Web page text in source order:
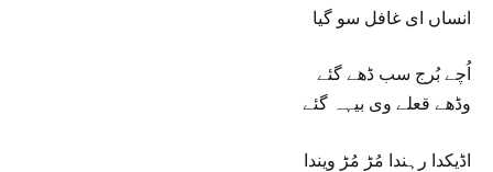
انساں ای غافل سو گیا
اُچے بُرج سب ڈھے گئے
وڈھے قعلے وی بیہہ گئے
اڈیکدا رہندا مُڑ مُڑ ویندا